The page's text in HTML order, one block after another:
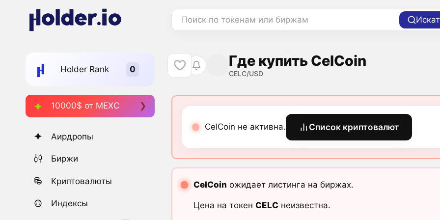
Поиск по токенам или биржам
Holder Rank
10000$ от MEXC
Аирдропы
Биржи
Криптовалюты
Индексы
Где купить CelCoin
CELC/USD
CelCoin не активна. Список криптовалют
CelCoin ожидает листинга на биржах.
Цена на токен CELC неизвестна.